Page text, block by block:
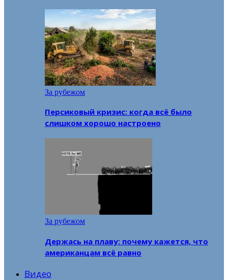
За рубежом
Персиковый кризис: когда всё было
слишком хорошо настроено
За рубежом
Держась на плаву: почему кажется, что
американцам всё равно
Видео